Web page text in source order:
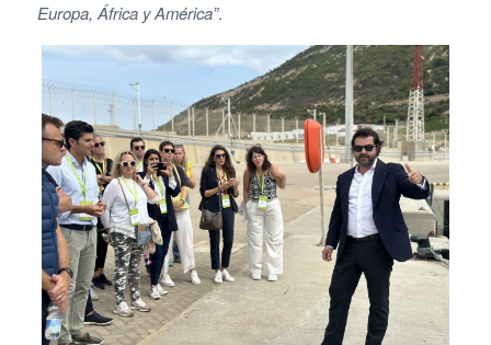
Europa, África y América”.